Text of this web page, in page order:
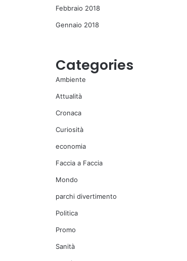
Febbraio 2018
Gennaio 2018
Categories
Ambiente
Attualità
Cronaca
Curiosità
economia
Faccia a Faccia
Mondo
parchi divertimento
Politica
Promo
Sanità